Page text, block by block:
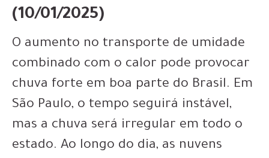
(10/01/2025)
O aumento no transporte de umidade
combinado com o calor pode provocar
chuva forte em boa parte do Brasil. Em
São Paulo, o tempo seguirá instável,
mas a chuva será irregular em todo o
estado. Ao longo do dia, as nuvens